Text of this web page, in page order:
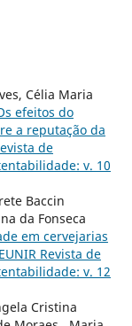
Célia Maria
efeitos do
a reputação da
de
v. 10
Baccin
da Fonseca
em cervejarias
Revista de
v. 12
Cristina